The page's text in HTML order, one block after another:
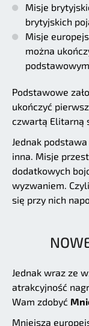
Misje
brytyjskich
Misje
można
Podstawowe
ukończyć
czwartą Elitarną
Jednak
inna. Misje
dodatkowych
wyzwaniem.
się przy nich
Jednak wraz ze
atrakcyjność
Wam zdobyć
Mniejsza